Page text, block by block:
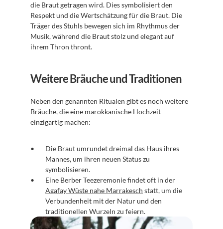
die Braut getragen wird. Dies symbolisiert den
Respekt und die Wertschätzung für die Braut. Die
Träger des Stuhls bewegen sich im Rhythmus der
Musik, während die Braut stolz und elegant auf
ihrem Thron thront.
Weitere Bräuche und Traditionen
Neben den genannten Ritualen gibt es noch weitere
Bräuche, die eine marokkanische Hochzeit
einzigartig machen:
Die Braut umrundet dreimal das Haus ihres
Mannes, um ihren neuen Status zu
symbolisieren.
Agafay Wüste nahe Marrakesch statt, um die
Verbundenheit mit der Natur und den
traditionellen Wurzeln zu feiern.